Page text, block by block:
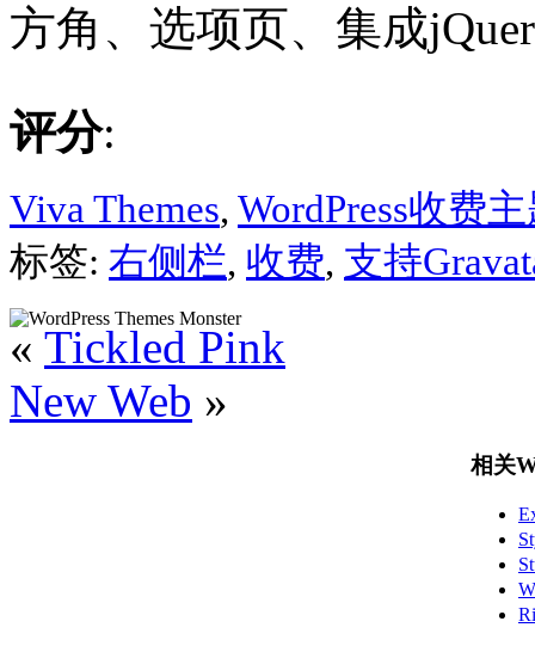
方角、选项页、集成
评分:
Viva Themes, WordPress收费
标签: 右侧栏, 收费, 支持
« Tickled Pink
New Web »
相关